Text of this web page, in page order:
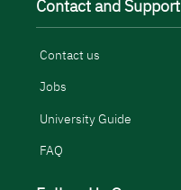
Contact and Support
Contact us
Jobs
University Guide
FAQ